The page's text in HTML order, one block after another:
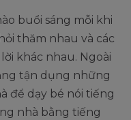
buổi sáng mỗi khi
thăm nhau và các
khác nhau. Ngoài
tận dụng những
để dạy bé nói tiếng
nhà bằng tiếng